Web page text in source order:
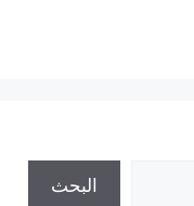
البحث